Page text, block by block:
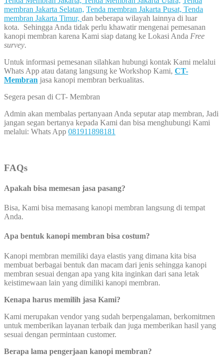
membran Jakarta Selatan, Tenda membran Jakarta Pusat, Tenda
membran Jakarta Timur, dan beberapa wilayah lainnya di luar
kota. Sehingga Anda tidak perlu khawatir mengenai pemesanan
kanopi membran karena Kami siap datang ke Lokasi Anda Free
survey.
Untuk informasi pemesanan silahkan hubungi kontak Kami melalui
Whats App atau datang langsung ke Workshop Kami, CT-
Membran jasa kanopi membran berkualitas.
Segera pesan di CT- Membran
Admin akan membalas pertanyaan Anda seputar atap membran, Jadi
jangan segan bertanya kepada Kami dan bisa menghubungi Kami
melalui: Whats App 081911898181
FAQs
Apakah bisa memesan jasa pasang?
Bisa, Kami bisa memasang kanopi membran langsung di tempat
Anda.
Apa bentuk kanopi membran bisa costum?
Kanopi membran memiliki daya elastis yang dimana kita bisa
membuat berbagai bentuk dan macam dari jenis sehingga kanopi
membran sesuai dengan apa yang kita inginkan dari sana letak
keistimewaan lain yang dimiliki kanopi membran.
Kenapa harus memilih jasa Kami?
Kami merupakan vendor yang sudah berpengalaman, berkomitmen
untuk memberikan layanan terbaik dan juga memberikan hasil yang
sesuai dengan permintaan customer.
Berapa lama pengerjaan kanopi membran?